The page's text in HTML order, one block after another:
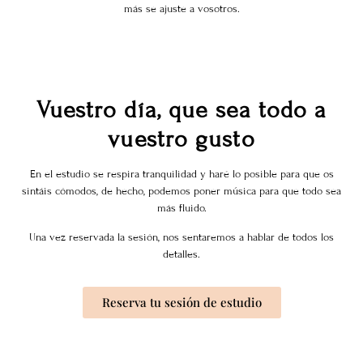
más se ajuste a vosotros.
Vuestro día, que sea todo a
vuestro gusto
En el estudio se respira tranquilidad y haré lo posible para que os
sintáis cómodos, de hecho, podemos poner música para que todo sea
más fluido.
Una vez reservada la sesión, nos sentaremos a hablar de todos los
detalles.
Reserva tu sesión de estudio